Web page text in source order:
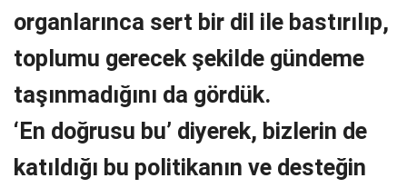
organlarınca sert bir dil ile bastırılıp,
toplumu gerecek şekilde gündeme
taşınmadığını da gördük.
‘En doğrusu bu’ diyerek, bizlerin de
katıldığı bu politikanın ve desteğin